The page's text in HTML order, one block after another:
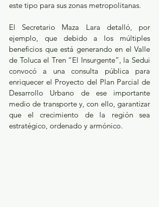
este tipo para sus zonas metropolitanas.
El Secretario Maza Lara detalló, por
ejemplo, que debido a los múltiples
beneficios que está generando en el Valle
de Toluca el Tren “El Insurgente”, la Sedui
convocó a una consulta pública para
enriquecer el Proyecto del Plan Parcial de
Desarrollo Urbano de ese importante
medio de transporte y, con ello, garantizar
que el crecimiento de la región sea
estratégico, ordenado y armónico.